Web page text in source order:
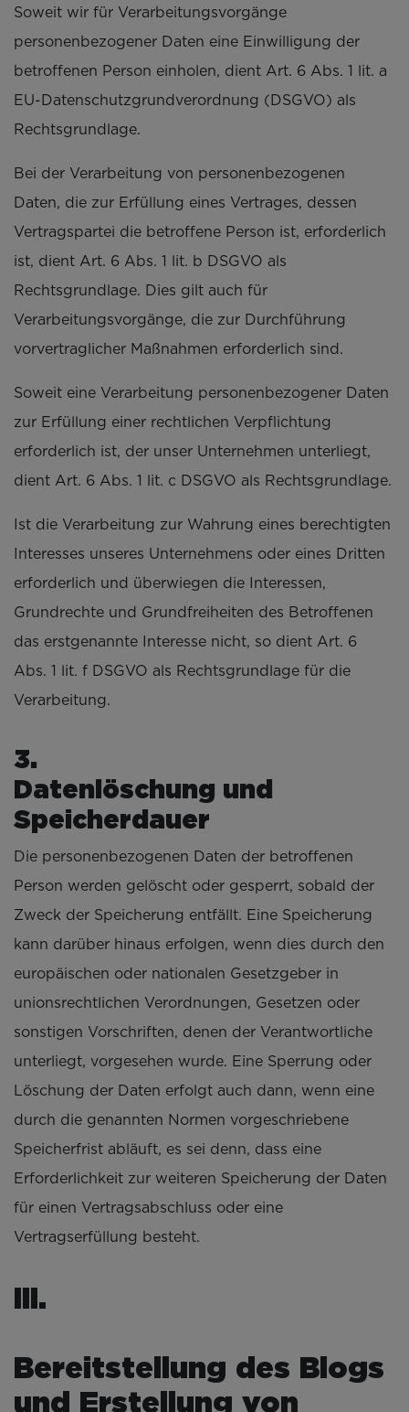
Soweit wir für Verarbeitungsvorgänge
personenbezogener Daten eine Einwilligung der
betroffenen Person einholen, dient Art. 6 Abs. 1 lit. a
EU-Datenschutzgrundverordnung (DSGVO) als
Rechtsgrundlage.
Bei der Verarbeitung von personenbezogenen
Daten, die zur Erfüllung eines Vertrages, dessen
Vertragspartei die betroffene Person ist, erforderlich
ist, dient Art. 6 Abs. 1 lit. b DSGVO als
Rechtsgrundlage. Dies gilt auch für
Verarbeitungsvorgänge, die zur Durchführung
vorvertraglicher Maßnahmen erforderlich sind.
Soweit eine Verarbeitung personenbezogener Daten
zur Erfüllung einer rechtlichen Verpflichtung
erforderlich ist, der unser Unternehmen unterliegt,
dient Art. 6 Abs. 1 lit. c DSGVO als Rechtsgrundlage.
Ist die Verarbeitung zur Wahrung eines berechtigten
Interesses unseres Unternehmens oder eines Dritten
erforderlich und überwiegen die Interessen,
Grundrechte und Grundfreiheiten des Betroffenen
das erstgenannte Interesse nicht, so dient Art. 6
Abs. 1 lit. f DSGVO als Rechtsgrundlage für die
Verarbeitung.
Datenlöschung und
Speicherdauer
Die personenbezogenen Daten der betroffenen
Person werden gelöscht oder gesperrt, sobald der
Zweck der Speicherung entfällt. Eine Speicherung
kann darüber hinaus erfolgen, wenn dies durch den
europäischen oder nationalen Gesetzgeber in
unionsrechtlichen Verordnungen, Gesetzen oder
sonstigen Vorschriften, denen der Verantwortliche
unterliegt, vorgesehen wurde. Eine Sperrung oder
Löschung der Daten erfolgt auch dann, wenn eine
durch die genannten Normen vorgeschriebene
Speicherfrist abläuft, es sei denn, dass eine
Erforderlichkeit zur weiteren Speicherung der Daten
für einen Vertragsabschluss oder eine
Vertragserfüllung besteht.
III.
Bereitstellung des Blogs
und Erstellung von